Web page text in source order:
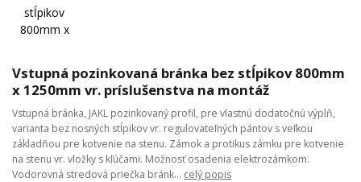
Vstupná pozinkovaná bránka bez stĺpikov 800mm
x 1250mm vr. príslušenstva na montáž
Vstupná bránka, JAKL pozinkovaný profil, pre vlastnú dodatočnú výplň,
varianta bez nosných stĺpikov vr. regulovateľných pántov s veľkou
základňou pre kotvenie na stenu. Zámok a protikus zámku pre kotvenie
na stenu vr. vložky s kľúčami. Možnosť osadenia elektrozámkom.
Vodorovná stredová priečka bránk... celý popis